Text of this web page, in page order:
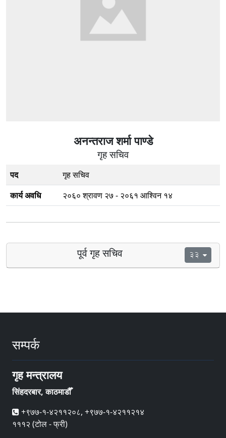
अनन्तराज शर्मा पाण्डे
गृह सचिव
पद
गृह सचिव
कार्य अवधि
२०६० श्रावण २७ - २०६१ आश्विन १४
पूर्व गृह सचिव 33
सम्पर्क
गृह मन्त्रालय
सिंहदरबार, काठमाडौँ
+९७७-१-४२११२०८, +९७७-१-४२११२१४
१११२ (टोल - फ्री)